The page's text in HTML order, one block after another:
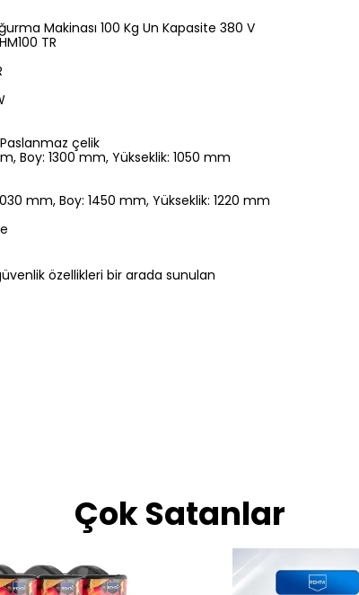
Makinası 100 Kg Un Kapasite 380 V
TR
Paslanmaz çelik
Boy: 1300 mm, Yükseklik: 1050 mm
mm, Boy: 1450 mm, Yükseklik: 1220 mm
özellikleri bir arada sunulan
Çok Satanlar